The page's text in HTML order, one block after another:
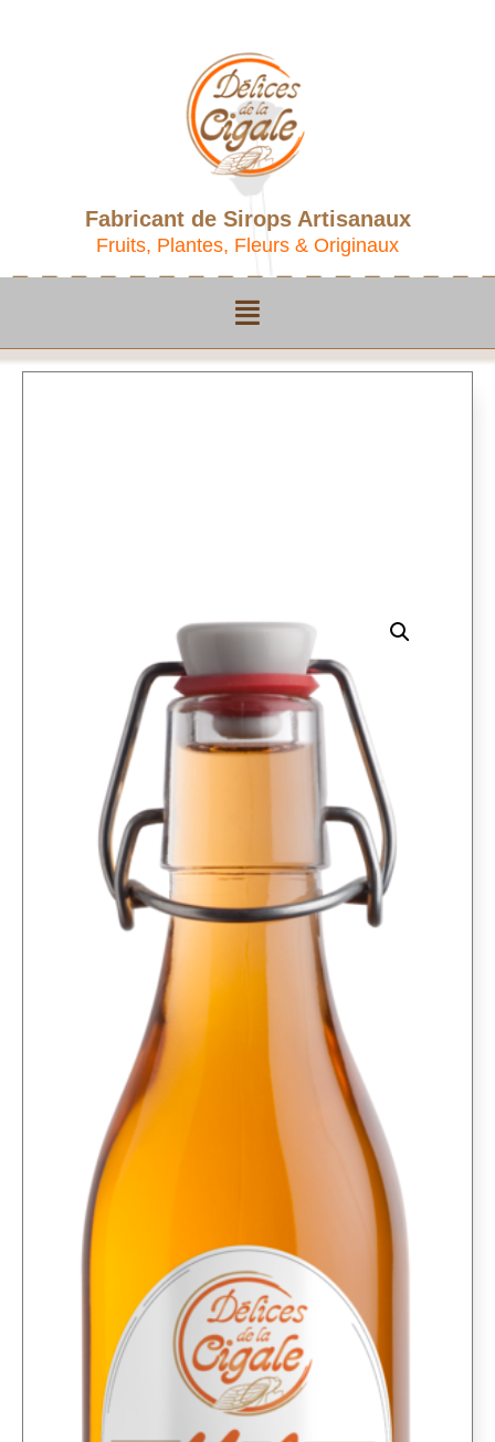
Fabricant de Sirops Artisanaux
Fruits, Plantes, Fleurs & Originaux